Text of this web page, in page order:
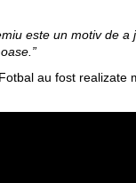
este un motiv de
au fost realizate